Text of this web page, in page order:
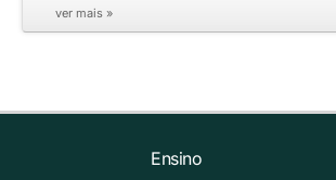
ver mais »
Ensino